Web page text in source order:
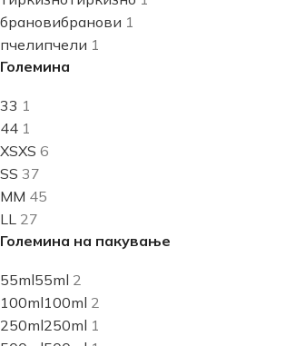
брановибранови 1
пчелипчели 1
Големина
33 1
44 1
XSXS 6
SS 37
MM 45
LL 27
Големина на пакување
55ml55ml 2
100ml100ml 2
250ml250ml 1